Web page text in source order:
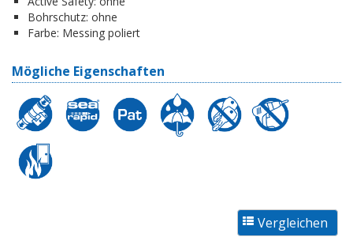
Bohrschutz: ohne
Farbe: Messing poliert
Mögliche Eigenschaften